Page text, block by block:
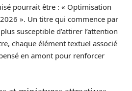
pourrait être : « Optimisation
». Un titre qui commence par
susceptible d’attirer l’attention
chaque élément textuel associé
en amont pour renforcer